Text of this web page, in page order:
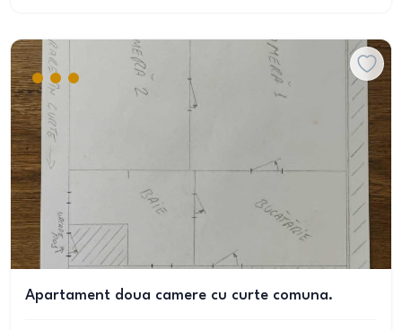
Apartament doua camere cu curte comuna.